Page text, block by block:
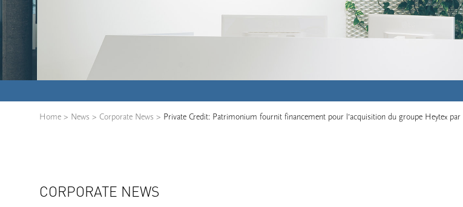
Home > News > Corporate News > Private Credit: Patrimonium fournit financement pour l’acquisition du groupe Heytex par
CORPORATE NEWS